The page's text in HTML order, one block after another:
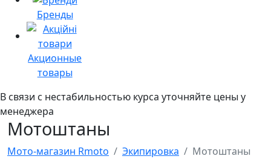
Бренды
Акционные
товары
В связи с нестабильностью курса уточняйте цены у
менеджера
Мотоштаны
Мото-магазин Rmoto Экипировка Мотоштаны